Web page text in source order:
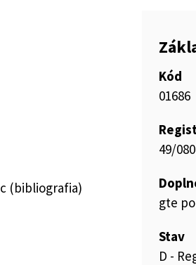
(bibliografia)
Kód
01686
49/
gte
Stav
D -